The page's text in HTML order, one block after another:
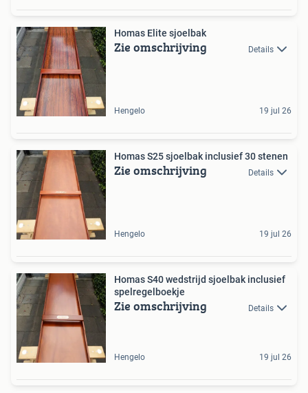
Homas Elite sjoelbak
Zie omschrijving Details
Hengelo 19 jul 26
Homas S25 sjoelbak inclusief 30 stenen
Zie omschrijving Details
Hengelo 19 jul 26
Homas S40 wedstrijd sjoelbak inclusief
spelregelboekje
Zie omschrijving Details
Hengelo 19 jul 26